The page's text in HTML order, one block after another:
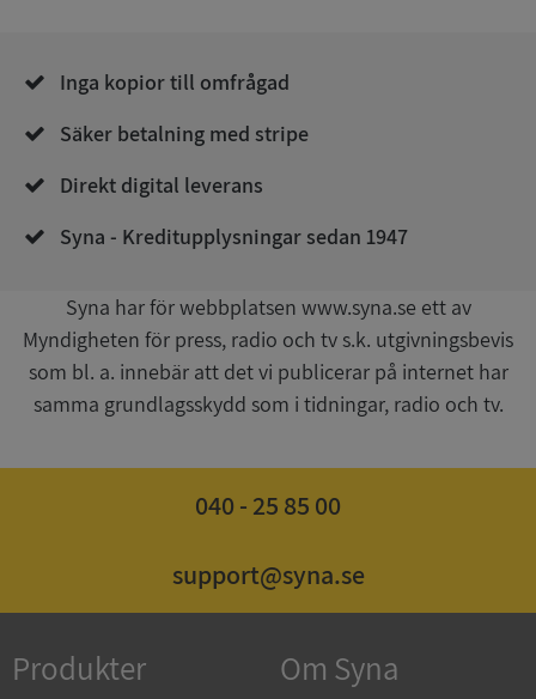
Inga kopior till omfrågad
Säker betalning med stripe
Direkt digital leverans
Syna - Kreditupplysningar sedan 1947
Syna har för webbplatsen www.syna.se ett av
Myndigheten för press, radio och tv s.k. utgivningsbevis
som bl. a. innebär att det vi publicerar på internet har
samma grundlagsskydd som i tidningar, radio och tv.
040 - 25 85 00
support@syna.se
Produkter Om Syna
__RequestVerificationToken
.syna.se
www.google.com